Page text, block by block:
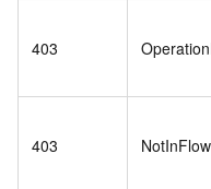
403
403